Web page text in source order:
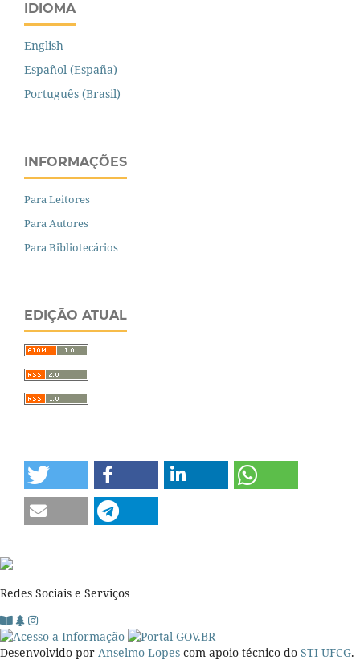
IDIOMA
English
Español (España)
Português (Brasil)
INFORMAÇÕES
Para Leitores
Para Autores
Para Bibliotecários
EDIÇÃO ATUAL
Redes Sociais e Serviços
Desenvolvido por Anselmo Lopes com apoio técnico do STI UFCG.